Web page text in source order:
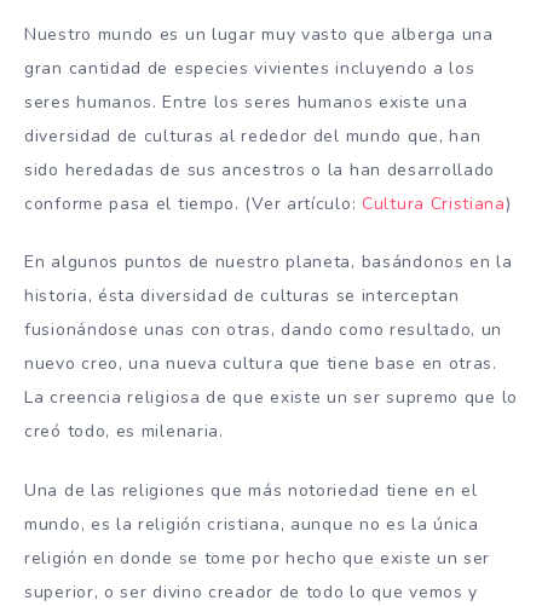
Nuestro mundo es un lugar muy vasto que alberga una
gran cantidad de especies vivientes incluyendo a los
seres humanos. Entre los seres humanos existe una
diversidad de culturas al rededor del mundo que, han
sido heredadas de sus ancestros o la han desarrollado
conforme pasa el tiempo. (Ver artículo: Cultura Cristiana)
En algunos puntos de nuestro planeta, basándonos en la
historia, ésta diversidad de culturas se interceptan
fusionándose unas con otras, dando como resultado, un
nuevo creo, una nueva cultura que tiene base en otras.
La creencia religiosa de que existe un ser supremo que lo
creó todo, es milenaria.
Una de las religiones que más notoriedad tiene en el
mundo, es la religión cristiana, aunque no es la única
religión en donde se tome por hecho que existe un ser
superior, o ser divino creador de todo lo que vemos y